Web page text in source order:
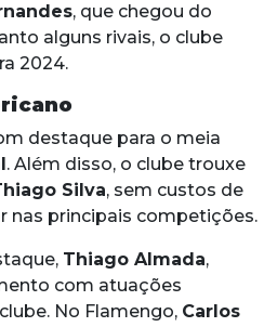
, que chegou do
alguns rivais, o clube
2024.
destaque para o meia
. Além disso, o clube trouxe
Silva, sem custos de
nas principais competições.
Thiago Almada,
com atuações
No Flamengo, Carlos